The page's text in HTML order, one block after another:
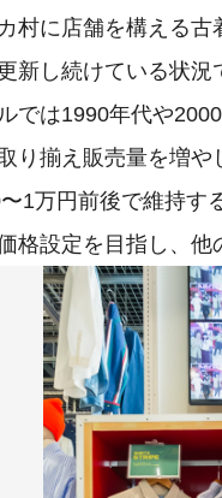
村に店舗を構える古
新し続けている状況
では1990年代や
り揃え販売量を増
1万円前後で維持す
格設定を目指し、他